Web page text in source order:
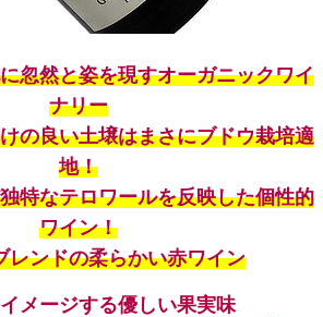
忽然と姿を現すオーガニックワイ
ナリー
の良い土壌はまさにブドウ栽培適
地！
特なテロワールを反映した個性的
ワイン！
レンドの柔らかい赤ワイン
メージする優しい果実味